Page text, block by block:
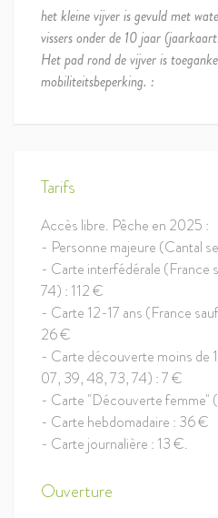
het kleine vijver is gevuld met
vissers onder de 10 jaar
Het pad rond de vijver is
mobiliteitsbeperking. :
Tarifs
Accès libre. Pêche en 2025 :
- Personne majeure (Cantal
- Carte interfédérale (France
74) : 112 €
- Carte 12-17 ans (France
26 €
- Carte découverte moins de
07, 39, 48, 73, 74) : 7 €
- Carte "Découverte femme"
- Carte hebdomadaire : 36 €
- Carte journalière : 13 €.
Ouverture